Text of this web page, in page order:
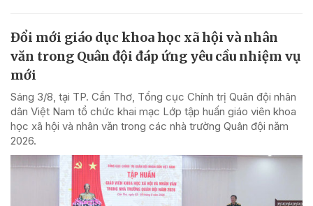
Đổi mới giáo dục khoa học xã hội và nhân
văn trong Quân đội đáp ứng yêu cầu nhiệm vụ
mới
Sáng 3/8, tại TP. Cần Thơ, Tổng cục Chính trị Quân đội nhân
dân Việt Nam tổ chức khai mạc Lớp tập huấn giáo viên khoa
học xã hội và nhân văn trong các nhà trường Quân đội năm
2026.